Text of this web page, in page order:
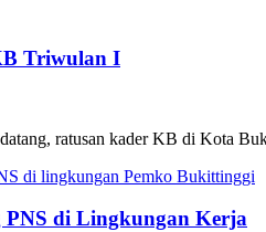
Triwulan I
ratusan kader KB di Kota
di Lingkungan Kerja